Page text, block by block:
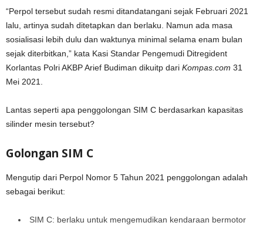
“Perpol tersebut sudah resmi ditandatangani sejak Februari 2021
lalu, artinya sudah ditetapkan dan berlaku. Namun ada masa
sosialisasi lebih dulu dan waktunya minimal selama enam bulan
sejak diterbitkan,” kata Kasi Standar Pengemudi Ditregident
Korlantas Polri AKBP Arief Budiman dikuitp dari Kompas.com 31
Mei 2021.
Lantas seperti apa penggolongan SIM C berdasarkan kapasitas
silinder mesin tersebut?
Golongan SIM C
Mengutip dari Perpol Nomor 5 Tahun 2021 penggolongan adalah
sebagai berikut:
SIM C: berlaku untuk mengemudikan kendaraan bermotor